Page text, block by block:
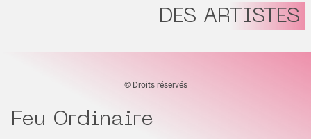
DES ARTISTES
© Droits réservés
Feu Ordinaire